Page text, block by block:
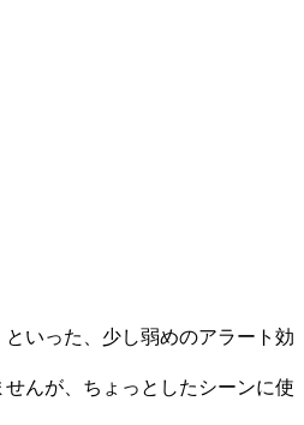
いった、少し弱めのアラート効
んが、ちょっとしたシーンに使